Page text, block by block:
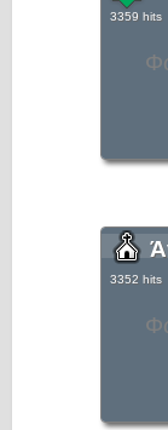
3359 hits
3352 hits